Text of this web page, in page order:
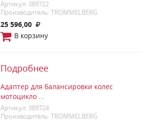
Артикул: 389722
Производитель: TROMMELBERG
25 596,00
В корзину
Подробнее
Адаптер для балансировки колес
мотоцикло ...
Артикул: 389724
Производитель: TROMMELBERG